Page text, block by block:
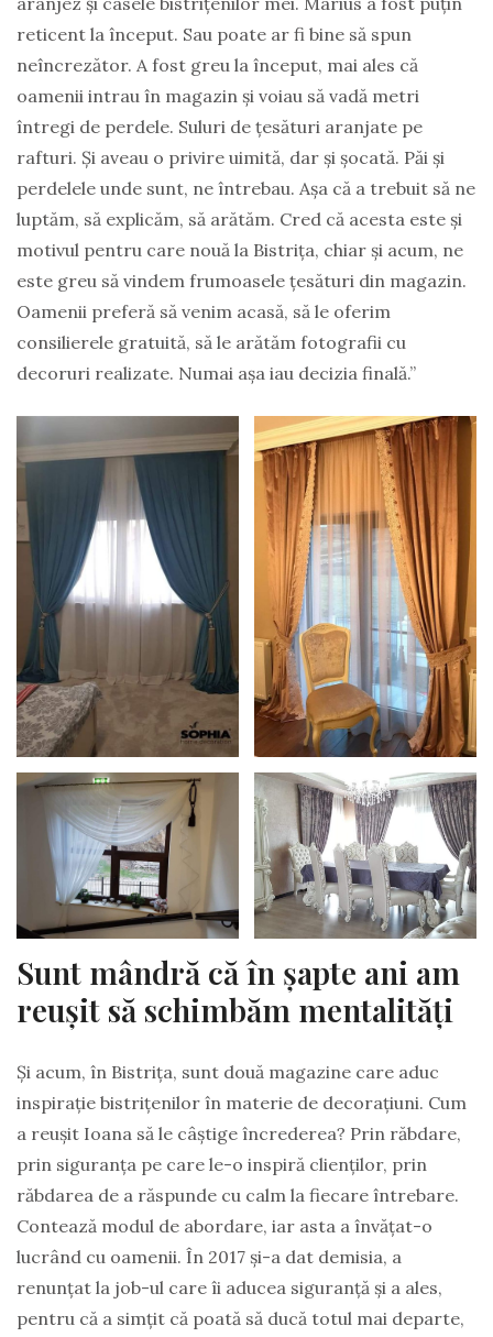
reticent la început. Sau poate ar fi bine să spun
neîncrezător. A fost greu la început, mai ales că
oamenii intrau în magazin și voiau să vadă metri
întregi de perdele. Suluri de țesături aranjate pe
rafturi. Și aveau o privire uimită, dar și șocată. Păi și
perdelele unde sunt, ne întrebau. Așa că a trebuit să ne
luptăm, să explicăm, să arătăm. Cred că acesta este și
motivul pentru care nouă la Bistrița, chiar și acum, ne
este greu să vindem frumoasele țesături din magazin.
Oamenii preferă să venim acasă, să le oferim
consilierele gratuită, să le arătăm fotografii cu
decoruri realizate. Numai așa iau decizia finală.”
Sunt mândră că în șapte ani am
reușit să schimbăm mentalități
Și acum, în Bistrița, sunt două magazine care aduc
inspirație bistrițenilor în materie de decorațiuni. Cum
a reușit Ioana să le câștige încrederea? Prin răbdare,
prin siguranța pe care le-o inspiră clienților, prin
răbdarea de a răspunde cu calm la fiecare întrebare.
Contează modul de abordare, iar asta a învățat-o
lucrând cu oamenii. În 2017 și-a dat demisia, a
renunțat la job-ul care îi aducea siguranță și a ales,
pentru că a simțit că poată să ducă totul mai departe,